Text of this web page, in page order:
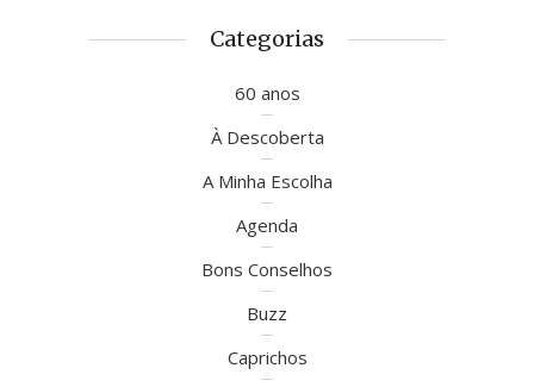
Categorias
60 anos
À Descoberta
A Minha Escolha
Agenda
Bons Conselhos
Buzz
Caprichos